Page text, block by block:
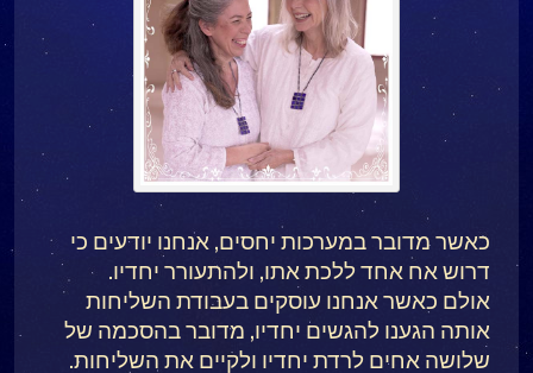
כאשר מדובר במערכות יחסים, אנחנו יודעים כי
דרוש אח אחד ללכת אתו, ולהתעורר יחדיו.
אולם כאשר אנחנו עוסקים בעבודת השליחות
אותה הגענו להגשים יחדיו, מדובר בהסכמה של
שלושה אחים לרדת יחדיו ולקיים את השליחות.